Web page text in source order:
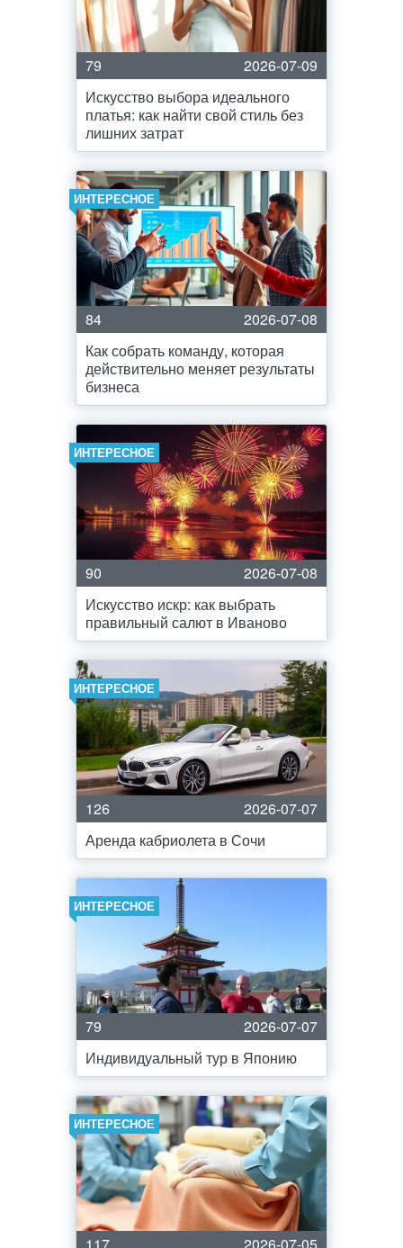
79
2026-07-09
Искусство выбора идеального
платья: как найти свой стиль без
лишних затрат
ИНТЕРЕСНОЕ
84
2026-07-08
Как собрать команду, которая
действительно меняет результаты
бизнеса
ИНТЕРЕСНОЕ
90
2026-07-08
Искусство искр: как выбрать
правильный салют в Иваново
ИНТЕРЕСНОЕ
126
2026-07-07
Аренда кабриолета в Сочи
ИНТЕРЕСНОЕ
79
2026-07-07
Индивидуальный тур в Японию
ИНТЕРЕСНОЕ